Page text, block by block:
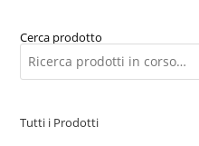
Cerca prodotto
Tutti i Prodotti